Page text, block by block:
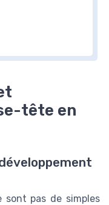
tête en
sont pas de simples